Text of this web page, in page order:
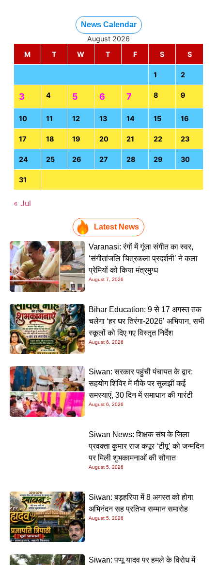
News Calendar
August 2026
M
T W T F S S
1 2
3 4 5 6 7 8 9
10 11 12 13 14 15 16
17 18 19 20 21 22 23
24 25 26 27 28 29 30
31
« Jul
Latest News
Varanasi: रंगों में गूंजा संगीत का स्वर,
‘संगीतांजलि चित्रकला प्रदर्शनी’ ने कला
प्रेमियों को किया मंत्रमुग्ध
August 7, 2026
Bihar Education: 9 से 17 अगस्त तक
चलेगा ‘हर घर तिरंगा-2026’ अभियान, सभी
स्कूलों को दिए गए विस्तृत निर्देश
August 6, 2026
Siwan: सरकार पहुंची पंचायत के द्वार:
सहयोग शिविर में मौके पर सुलझीं कई
समस्याएं, 30 दिन में समाधान की गारंटी
August 6, 2026
Siwan News: शिक्षक संघ के जिला
प्रवक्ता कुमार राज कपूर ‘टीपू’ को जन्मदिन
पर मिली शुभकामनाओं की सौगात
August 5, 2026
Siwan: बड़हरिया में 8 अगस्त को होगा
अभिनंदन सह प्रतिभा सम्मान समारोह
August 5, 2026
Siwan: पप्पू यादव पर हमले के विरोध में